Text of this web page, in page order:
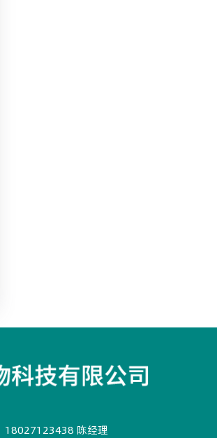
18027123438 陈经理